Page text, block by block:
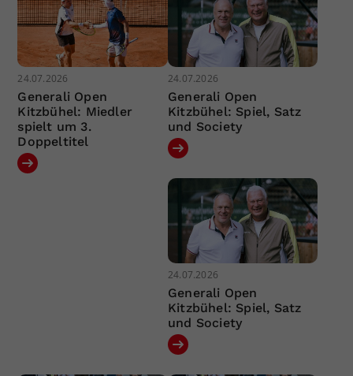
24.07.2026
Generali Open
Kitzbühel: Miedler
spielt um 3.
Doppeltitel
24.07.2026
Generali Open
Kitzbühel: Spiel, Satz
und Society
24.07.2026
Generali Open
Kitzbühel: Spiel, Satz
und Society